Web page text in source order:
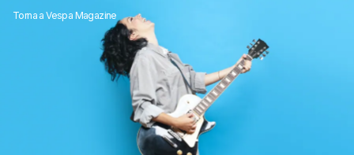
ABBIGLIAMENTO E LIFESTYLE
ESPERIENZE
CONCEPT STORE
Torna a Vespa Magazine